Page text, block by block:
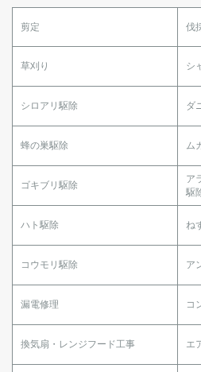
剪定 伐
草刈り シ
シロアリ駆除 ダ
蜂の巣駆除 ム
ゴキブリ駆除
ア
駆
ハト駆除 ね
コウモリ駆除 ア
漏電修理 コ
換気扇・レンジフード工事 エ